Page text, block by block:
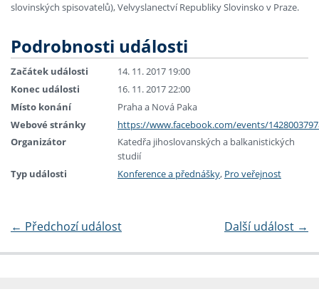
slovinských spisovatelů), Velvyslanectví Republiky Slovinsko v Praze.
Podrobnosti události
Začátek události
14. 11. 2017 19:00
Konec události
16. 11. 2017 22:00
Místo konání
Praha a Nová Paka
Webové stránky
https://www.facebook.com/events/
Organizátor
Katedřa jihoslovanských a balkanistických
studií
Typ události
Konference a přednášky, Pro veřejnost
← Předchozí událost Další událost →